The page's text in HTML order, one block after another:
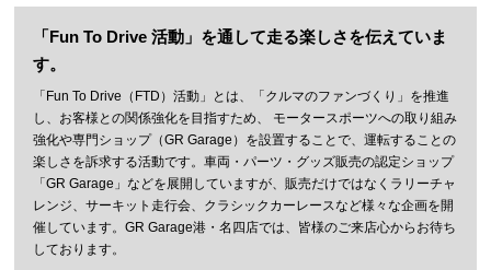
「Fun To Drive 活動」を通して走る楽しさを伝えていま
す。
「Fun To Drive（FTD）活動」とは、「クルマのファンづくり」を推進
し、お客様との関係強化を目指すため、 モータースポーツへの取り組み
強化や専門ショップ（GR Garage）を設置することで、運転することの
楽しさを訴求する活動です。車両・パーツ・グッズ販売の認定ショップ
「GR Garage」などを展開していますが、販売だけではなくラリーチャ
レンジ、サーキット走行会、クラシックカーレースなど様々な企画を開
催しています。GR Garage港・名四店では、皆様のご来店心からお待ち
しております。